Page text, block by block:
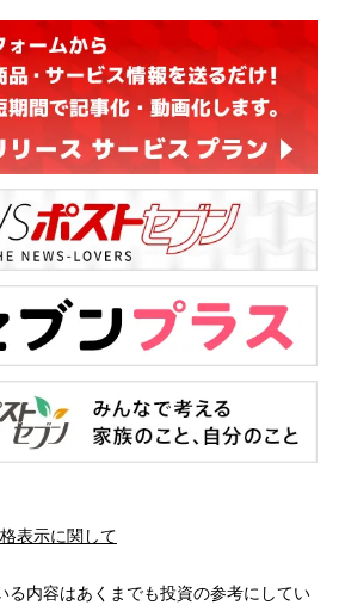
表示に関して
る内容はあくまでも投資の参考にしてい